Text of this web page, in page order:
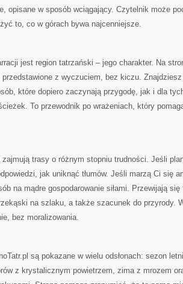
opisane w sposób wciągający. Czytelnik może
to, co w górach bywa najcenniejsze.
jest region tatrzański – jego charakter. Na
z wyczuciem, bez kiczu.
które dopiero zaczynają przygodę, jak i dla
To przewodnik po wrażeniach, który
zajmują trasy o różnym stopniu trudności. Jeśli
jak uniknąć tłumów. Jeśli marzą Ci się
na mądre gospodarowanie siłami. Przewijają
na szlaku, a także szacunek do przyrody.
bez moralizowania.
są pokazane w wielu odsłonach: sezon
z krystalicznym powietrzem, zima z mrozem